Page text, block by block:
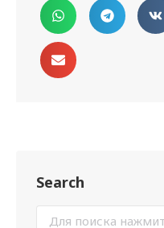
Search